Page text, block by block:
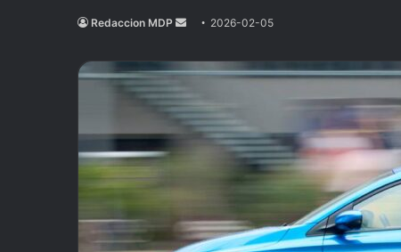
Redaccion MDP
Send
email
2026-02-05